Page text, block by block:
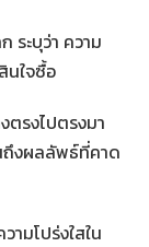
ระบุว่า ความ
นใจซื้อ
ตรงไปตรงมา
ถึงผลลัพธ์ที่คาด
ามโปร่งใสใน